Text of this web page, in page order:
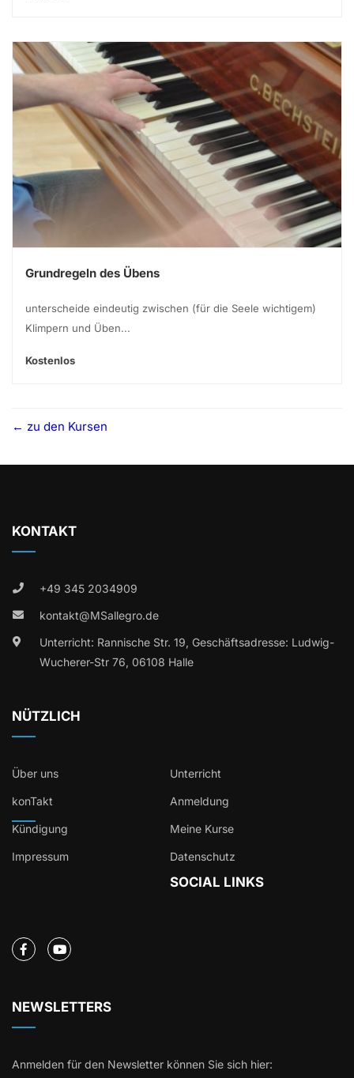
Grundregeln des Übens
unterscheide eindeutig zwischen (für die Seele wichtigem)
Klimpern und Üben...
Kostenlos
zu den Kursen
KONTAKT
+49 345 2034909
kontakt@MSallegro.de
Unterricht: Rannische Str. 19, Geschäftsadresse: Ludwig-
Wucherer-Str 76, 06108 Halle
NÜTZLICH
Über uns Unterricht
konTakt Anmeldung
Kündigung Meine Kurse
Impressum Datenschutz
SOCIAL LINKS
NEWSLETTERS
Anmelden für den Newsletter können Sie sich hier: